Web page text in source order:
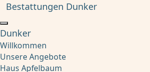
Bestattungen Dunker
Dunker
Willkommen
Unsere Angebote
Haus Apfelbaum